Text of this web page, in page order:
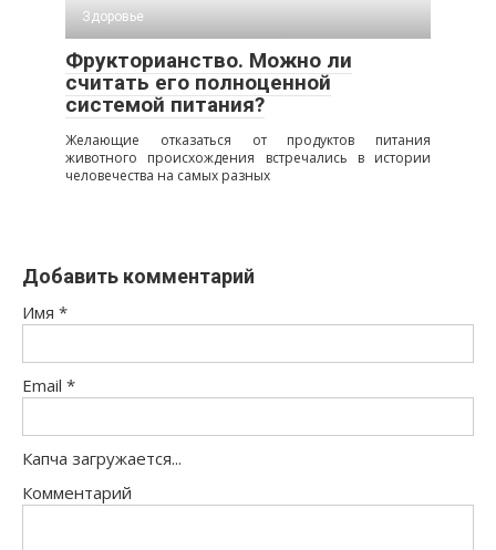
Здоровье
Фрукторианство. Можно ли
считать его полноценной
системой питания?
Желающие отказаться от продуктов питания
животного происхождения встречались в истории
человечества на самых разных
Добавить комментарий
Имя *
Email *
Капча загружается...
Комментарий